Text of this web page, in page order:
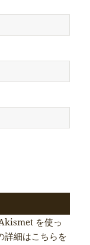
を使っ
詳細はこちらを